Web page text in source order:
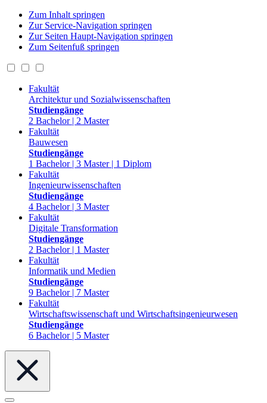
Zum Inhalt springen
Zur Service-Navigation springen
Zur Seiten Haupt-Navigation springen
Zum Seitenfuß springen
Fakultät
Architektur und Sozialwissenschaften
Studiengänge
2 Bachelor | 2 Master
Fakultät
Bauwesen
Studiengänge
1 Bachelor | 3 Master | 1 Diplom
Fakultät
Ingenieurwissenschaften
Studiengänge
4 Bachelor | 3 Master
Fakultät
Digitale Transformation
Studiengänge
2 Bachelor | 1 Master
Fakultät
Informatik und Medien
Studiengänge
9 Bachelor | 7 Master
Fakultät
Wirtschaftswissenschaft und Wirtschaftsingenieurwesen
Studiengänge
6 Bachelor | 5 Master